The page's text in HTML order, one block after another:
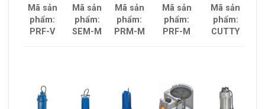
Mã sản
phẩm:
PRF-V
Mã sản
phẩm:
SEM-M
Mã sản
phẩm:
PRM-M
Mã sản
phẩm:
PRF-M
Mã sản
phẩm:
CUTTY